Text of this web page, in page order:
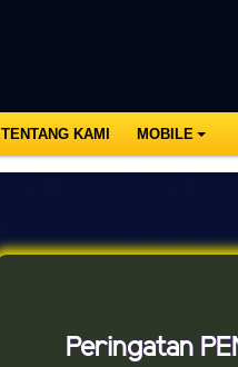
TENTANG KAMI MOBILE
Peringatan